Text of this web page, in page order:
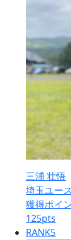
三浦 壮悟
埼玉ユー
獲得ポイ
125pts
RANK5